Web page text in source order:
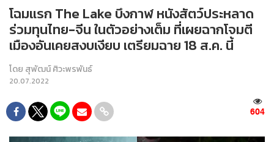
โฉมแรก The Lake บึงกาฬ หนังสัตว์ประหลาด
ร่วมทุนไทย-จีน ในตัวอย่างเต็ม ที่เผยฉากโจมตี
เมืองอันเคยสงบเงียบ เตรียมฉาย 18 ส.ค. นี้
โดย สุพัฒน์ ศิวะพรพันธ์
20.07.2022
604